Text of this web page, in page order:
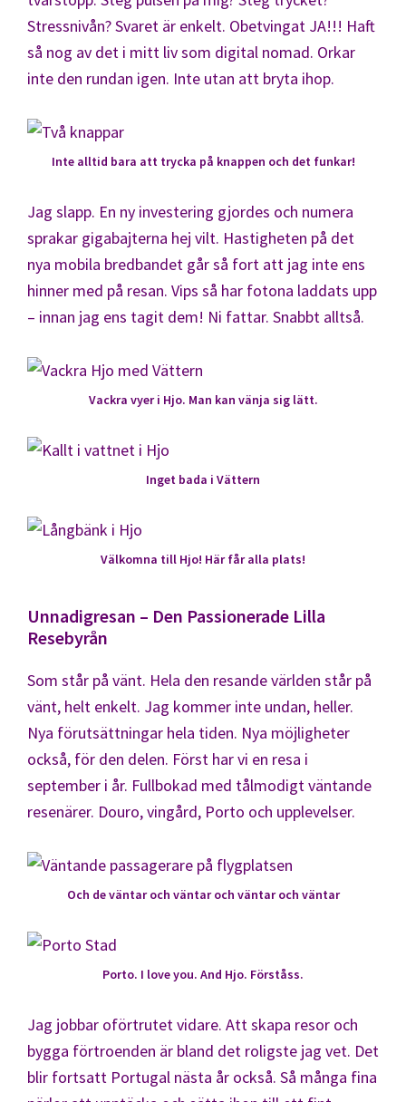
Stressnivån? Svaret är enkelt. Obetvingat JA!!! Haft
så nog av det i mitt liv som digital nomad. Orkar
inte den rundan igen. Inte utan att bryta ihop.
Inte alltid bara att trycka på knappen och det funkar!
Jag slapp. En ny investering gjordes och numera
sprakar gigabajterna hej vilt. Hastigheten på det
nya mobila bredbandet går så fort att jag inte ens
hinner med på resan. Vips så har fotona laddats upp
– innan jag ens tagit dem! Ni fattar. Snabbt alltså.
Vackra vyer i Hjo. Man kan vänja sig lätt.
Inget bada i Vättern
Välkomna till Hjo! Här får alla plats!
Unnadigresan – Den Passionerade Lilla
Resebyrån
Som står på vänt. Hela den resande världen står på
vänt, helt enkelt. Jag kommer inte undan, heller.
Nya förutsättningar hela tiden. Nya möjligheter
också, för den delen. Först har vi en resa i
september i år. Fullbokad med tålmodigt väntande
resenärer. Douro, vingård, Porto och upplevelser.
Och de väntar och väntar och väntar och väntar
Porto. I love you. And Hjo. Förståss.
Jag jobbar oförtrutet vidare. Att skapa resor och
bygga förtroenden är bland det roligste jag vet. Det
blir fortsatt Portugal nästa år också. Så många fina